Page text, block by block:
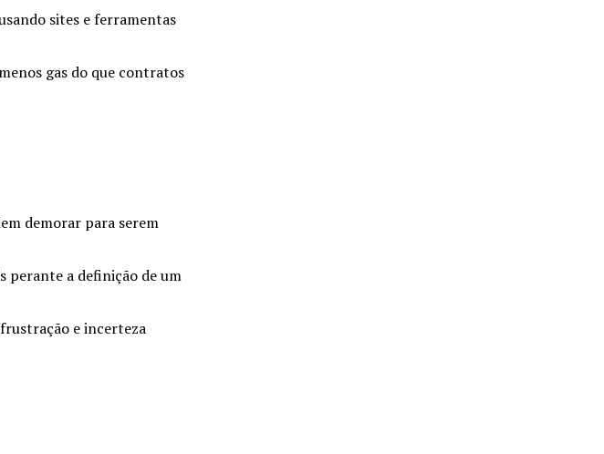
sites e ferramentas
gas do que contratos
demorar para serem
perante a definição de um
e incerteza